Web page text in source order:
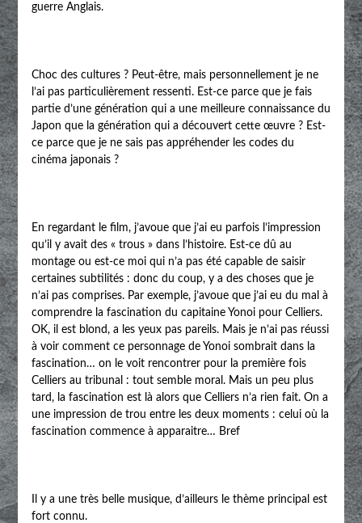
guerre Anglais.
Choc des cultures ? Peut-être, mais personnellement je ne
l’ai pas particulièrement ressenti. Est-ce parce que je fais
partie d’une génération qui a une meilleure connaissance du
Japon que la génération qui a découvert cette œuvre ? Est-
ce parce que je ne sais pas appréhender les codes du
cinéma japonais ?
En regardant le film, j’avoue que j’ai eu parfois l’impression
qu’il y avait des « trous » dans l’histoire. Est-ce dû au
montage ou est-ce moi qui n’a pas été capable de saisir
certaines subtilités : donc du coup, y a des choses que je
n’ai pas comprises. Par exemple, j’avoue que j’ai eu du mal à
comprendre la fascination du capitaine Yonoi pour Celliers.
OK, il est blond, a les yeux pas pareils. Mais je n’ai pas réussi
à voir comment ce personnage de Yonoi sombrait dans la
fascination… on le voit rencontrer pour la première fois
Celliers au tribunal : tout semble moral. Mais un peu plus
tard, la fascination est là alors que Celliers n’a rien fait. On a
une impression de trou entre les deux moments : celui où la
fascination commence à apparaitre… Bref
Il y a une très belle musique, d’ailleurs le thème principal est
fort connu.